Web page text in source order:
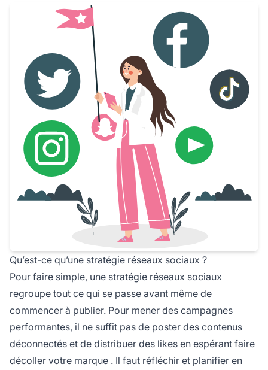
Qu’est-ce qu’une stratégie réseaux sociaux ?
Pour faire simple, une stratégie réseaux sociaux
regroupe tout ce qui se passe avant même de
commencer à publier. Pour mener des campagnes
performantes, il ne suffit pas de poster des contenus
déconnectés et de distribuer des likes en espérant faire
décoller votre marque . Il faut réfléchir et planifier en